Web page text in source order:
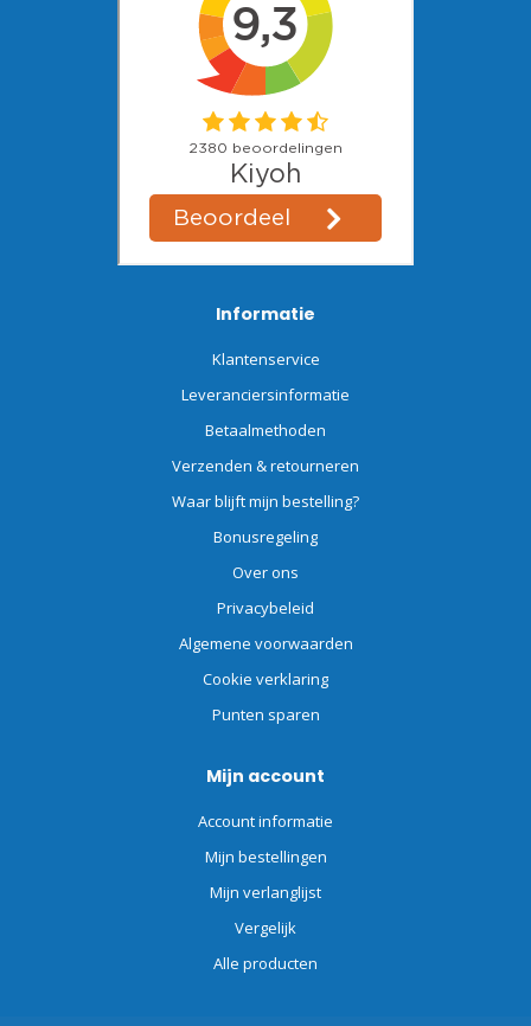
Informatie
Klantenservice
Leveranciersinformatie
Betaalmethoden
Verzenden & retourneren
Waar blijft mijn bestelling?
Bonusregeling
Over ons
Privacybeleid
Algemene voorwaarden
Cookie verklaring
Punten sparen
Mijn account
Account informatie
Mijn bestellingen
Mijn verlanglijst
Vergelijk
Alle producten